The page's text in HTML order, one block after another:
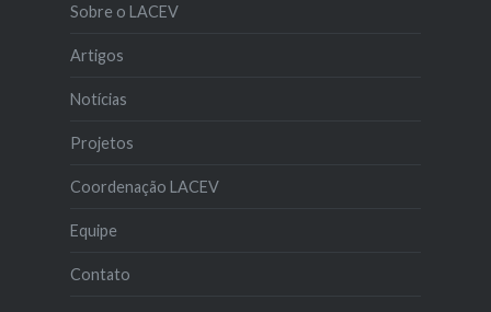
Sobre o LACEV
Artigos
Notícias
Projetos
Coordenação LACEV
Equipe
Contato